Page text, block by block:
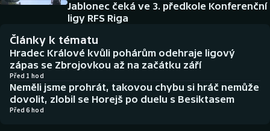
Americký fotbal
Baseball a softbal
Basketbal
Biatlon
NEPŘEHLÉDNĚTE
Soutěže
Historické návraty
Aplikace ČT sport
Jablonec čeká ve 3. předkole Konferenční
ligy RFS Riga
Články k tématu
Hradec Králové kvůli pohárům odehraje ligový
zápas se Zbrojovkou až na začátku září
Před 1 hod
Neměli jsme prohrát, takovou chybu si hráč nemůže
dovolit, zlobil se Horejš po duelu s Besiktasem
Před 6 hod